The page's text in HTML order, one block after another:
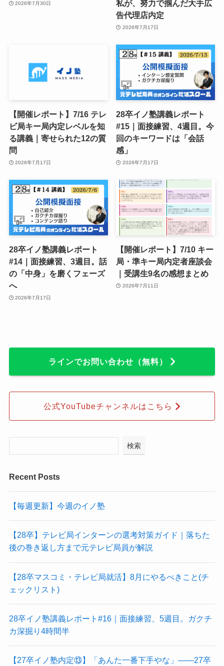
2026年7月30日
私が、努力で掴んだ大手広
告代理店内定
2026年7月17日
【開催レポート】7/16 テレ
ビ局キー局内定レベルを知
る講義｜寄せられた12の質
問
2026年7月17日
28卒イノ塾講義レポート
#15｜面接練習、4週目。今
回のキーワードは「会話
感」
2026年7月17日
28卒イノ塾講義レポート
#14｜面接練習、3週目。話
の「中身」を磨くフェーズ
へ
2026年7月17日
【開催レポート】7/10 キー
局・準キー局内定者座談会
｜受講生9名の感想まとめ
2026年7月11日
ラインでお問い合わせ（無料）
公式YouTubeチャンネルはこちら
検索
Recent Posts
【毎週更新】今週のイノ塾
【28卒】テレビ局インターンの選考対策ガイド｜落ちた
後の巻き返し方まで元テレビ局員が解説
【28卒マスコミ・テレビ局就活】8月にやるべきこと(チ
ェックリスト)
28卒イノ塾講義レポート#16｜面接練習、5週目。ガクチ
カ深掘り4時間半
【27卒イノ塾内定⑬】「あんた一番下手やな」——27卒